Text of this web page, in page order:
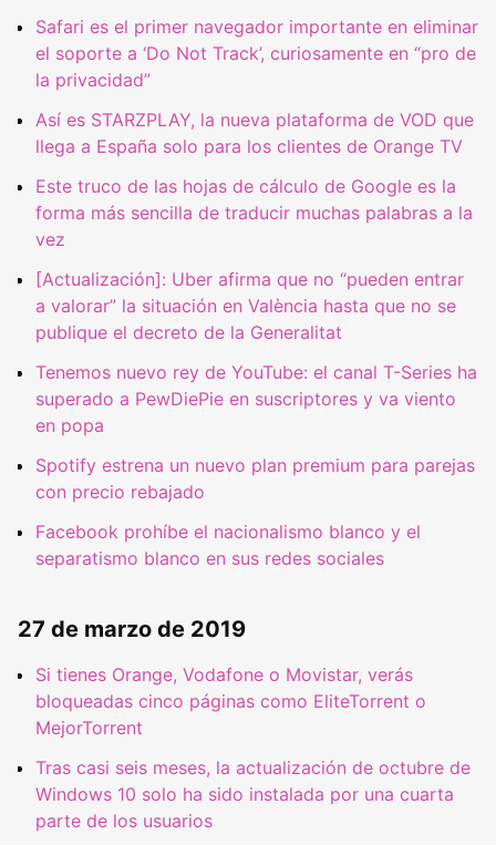
Safari es el primer navegador importante en eliminar
el soporte a ‘Do Not Track’, curiosamente en “pro de
la privacidad”
Así es STARZPLAY, la nueva plataforma de VOD que
llega a España solo para los clientes de Orange TV
Este truco de las hojas de cálculo de Google es la
forma más sencilla de traducir muchas palabras a la
vez
[Actualización]: Uber afirma que no “pueden entrar
a valorar” la situación en València hasta que no se
publique el decreto de la Generalitat
Tenemos nuevo rey de YouTube: el canal T-Series ha
superado a PewDiePie en suscriptores y va viento
en popa
Spotify estrena un nuevo plan premium para parejas
con precio rebajado
Facebook prohíbe el nacionalismo blanco y el
separatismo blanco en sus redes sociales
27 de marzo de 2019
Si tienes Orange, Vodafone o Movistar, verás
bloqueadas cinco páginas como EliteTorrent o
MejorTorrent
Tras casi seis meses, la actualización de octubre de
Windows 10 solo ha sido instalada por una cuarta
parte de los usuarios